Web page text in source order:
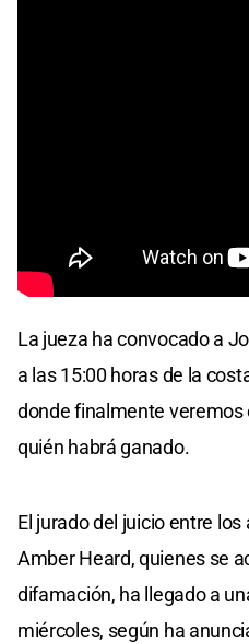
La jueza ha convocado a
a las 15:00 horas de la
donde finalmente veremos
quién habrá ganado.
El jurado del juicio entre
Amber Heard, quienes se
difamación, ha llegado a
miércoles, según ha